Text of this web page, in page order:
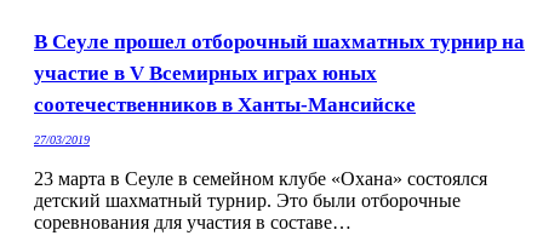
В Сеуле прошел отборочный шахматных турнир на
участие в V Всемирных играх юных
соотечественников в Ханты-Мансийске
27/03/2019
23 марта в Сеуле в семейном клубе «Охана» состоялся
детский шахматный турнир. Это были отборочные
соревнования для участия в составе…